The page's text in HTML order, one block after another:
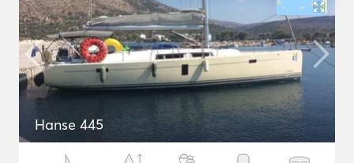
Hanse 445